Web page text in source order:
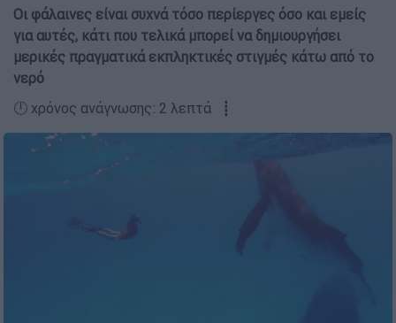
Οι φάλαινες είναι συχνά τόσο περίεργες όσο και εμείς
για αυτές, κάτι που τελικά μπορεί να δημιουργήσει
μερικές πραγματικά εκπληκτικές στιγμές κάτω από το
νερό
🕛 χρόνος ανάγνωσης: 2 λεπτά ┋